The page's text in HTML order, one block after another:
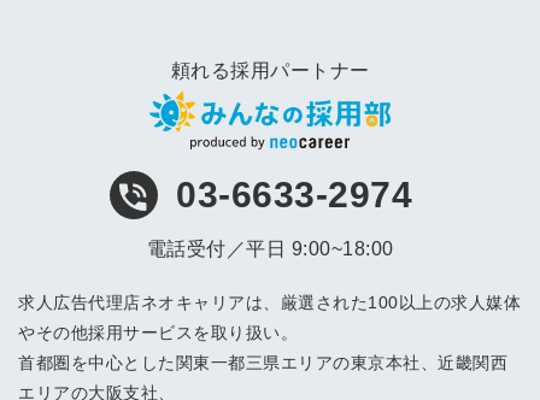
頼れる採用パートナー
03-6633-2974
電話受付／平日 9:00~18:00
求人広告代理店ネオキャリアは、厳選された100以上の求人媒体
やその他採用サービスを取り扱い。
首都圏を中心とした関東一都三県エリアの東京本社、近畿関西
エリアの大阪支社、